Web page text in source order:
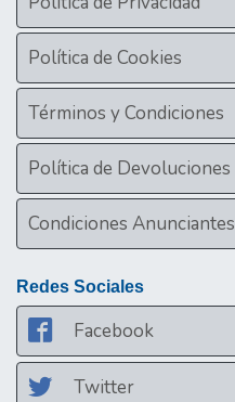
Política de Cookies
Términos y Condiciones
Política de Devoluciones
Condiciones Anunciantes
Redes Sociales
Facebook
Twitter